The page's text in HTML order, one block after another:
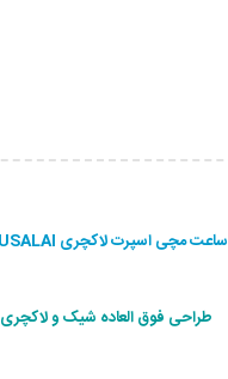
ساعت مچی اسپرت لاکچری GUSALAI
طراحی فوق العاده شیک و لاکچری